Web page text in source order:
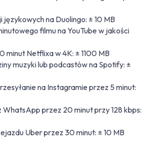
językowych na Duolingo: ± 10 MB
filmu na YouTube w jakości
minut Netflixa w 4K: ± 1100 MB
muzyki lub podcastów na Spotify: ±
na Instagramie przez 5 minut:
przez 20 minut przy 128 kbps:
Uber przez 30 minut: ± 10 MB